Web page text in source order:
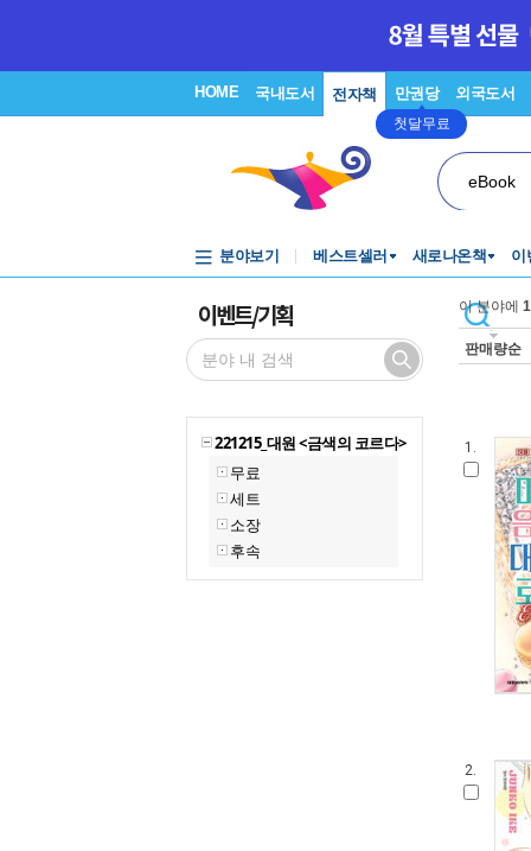
HOME 국내도서 전자책 만권당
첫달무료
외국도서
eBook
분야보기 베스트셀러 새로나온책 이
이벤트/기획
221215_대원 <금색의 코르다>
무료
세트
소장
후속
이 분야에
판매량순
1.
2.